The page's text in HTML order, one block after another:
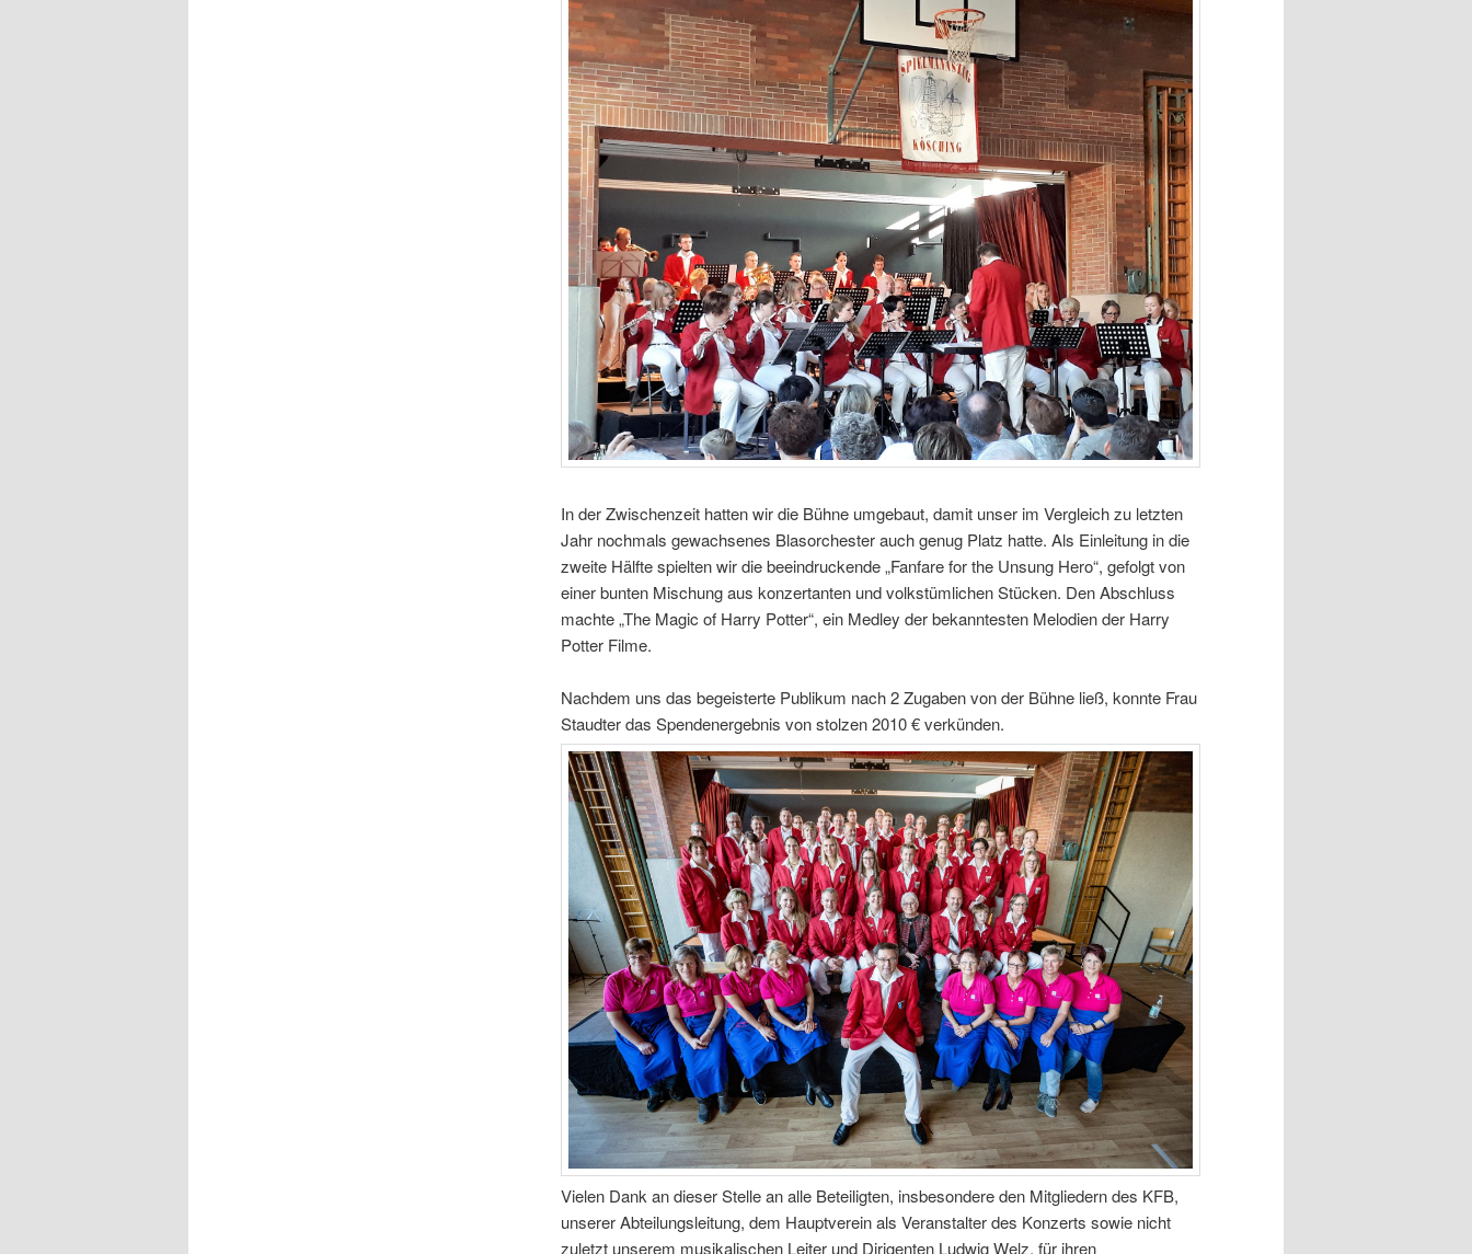
In der Zwischenzeit hatten wir die Bühne umgebaut, damit unser im Vergleich zu letzten
Jahr nochmals gewachsenes Blasorchester auch genug Platz hatte. Als Einleitung in die
zweite Hälfte spielten wir die beeindruckende „Fanfare for the Unsung Hero“, gefolgt von
einer bunten Mischung aus konzertanten und volkstümlichen Stücken. Den Abschluss
machte „The Magic of Harry Potter“, ein Medley der bekanntesten Melodien der Harry
Potter Filme.
Nachdem uns das begeisterte Publikum nach 2 Zugaben von der Bühne ließ, konnte Frau
Staudter das Spendenergebnis von stolzen 2010 € verkünden.
Vielen Dank an dieser Stelle an alle Beteiligten, insbesondere den Mitgliedern des KFB,
unserer Abteilungsleitung, dem Hauptverein als Veranstalter des Konzerts sowie nicht
zuletzt unserem musikalischen Leiter und Dirigenten Ludwig Welz, für ihren